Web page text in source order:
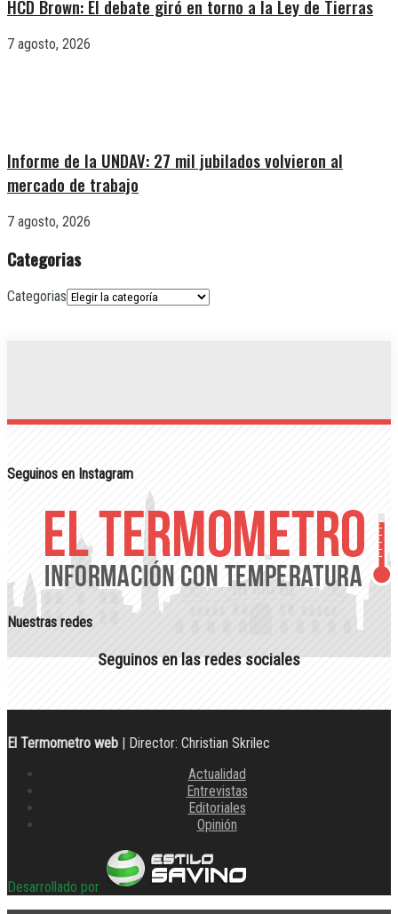
HCD Brown: El debate giró en torno a la Ley de Tierras
7 agosto, 2026
Informe de la UNDAV: 27 mil jubilados volvieron al
mercado de trabajo
7 agosto, 2026
Categorias
Categorias
Seguinos en Instagram
Nuestras redes
Seguinos en las redes sociales
El Termometro web | Director: Christian Skrilec
Actualidad
Entrevistas
Editoriales
Opinión
Desarrollado por